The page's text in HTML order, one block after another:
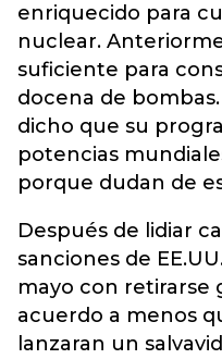
enriquecido para
nuclear.
suficiente para
docena de
dicho que su
potencias
porque dudan de
Después de lidiar
sanciones de
mayo con retirarse
acuerdo a menos
lanzaran un